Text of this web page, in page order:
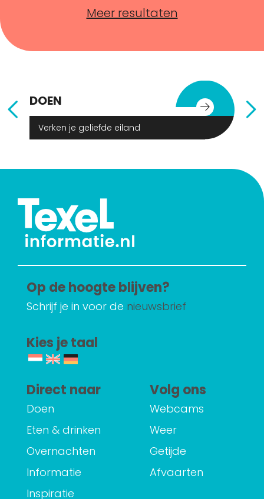
Meer resultaten
DOEN
Verken je geliefde eiland
Op de hoogte blijven?
Schrijf je in voor de nieuwsbrief
Kies je taal
Direct naar
Doen
Eten & drinken
Overnachten
Informatie
Inspiratie
Volg ons
Webcams
Weer
Getijde
Afvaarten